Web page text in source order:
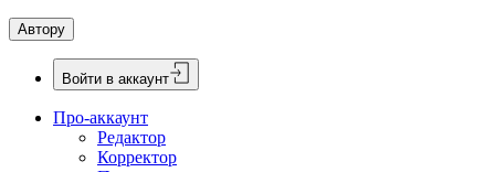
Автору
Войти в аккаунт
Про-аккаунт
Редактор
Корректор